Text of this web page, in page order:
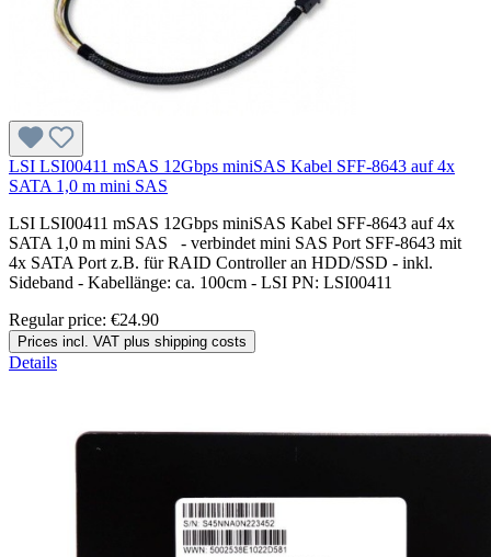
LSI LSI00411 mSAS 12Gbps miniSAS Kabel SFF-8643 auf 4x
SATA 1,0 m mini SAS
LSI LSI00411 mSAS 12Gbps miniSAS Kabel SFF-8643 auf 4x
SATA 1,0 m mini SAS - verbindet mini SAS Port SFF-8643 mit
4x SATA Port z.B. für RAID Controller an HDD/SSD - inkl.
Sideband - Kabellänge: ca. 100cm - LSI PN: LSI00411
Regular price: €24.90
Prices incl. VAT plus shipping costs
Details